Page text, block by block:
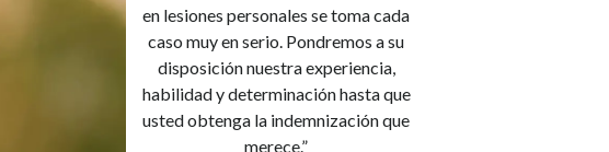
en lesiones personales se toma cada
caso muy en serio. Pondremos a su
disposición nuestra experiencia,
habilidad y determinación hasta que
usted obtenga la indemnización que
merece.”